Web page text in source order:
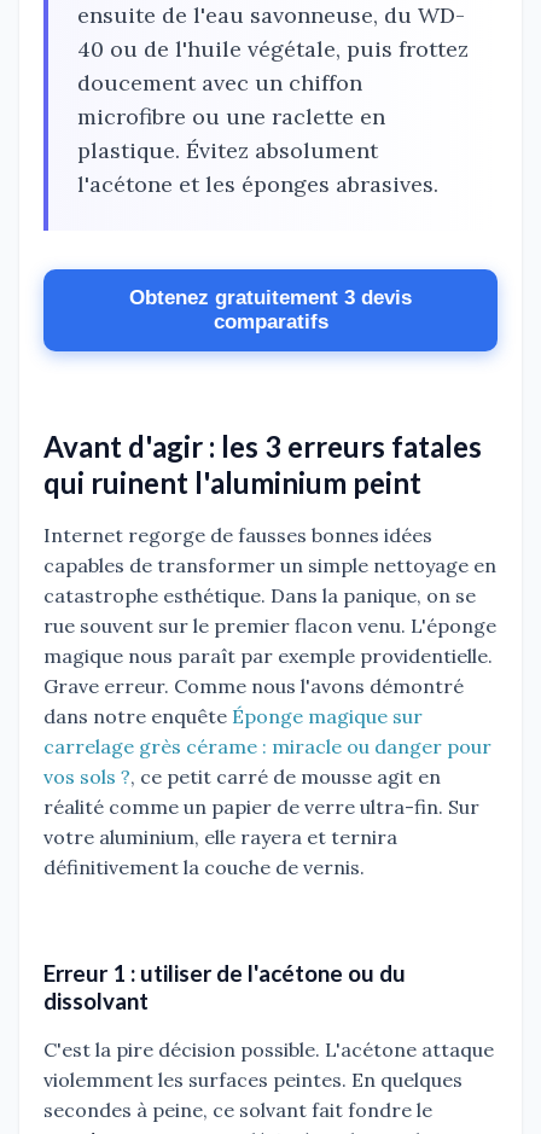
ensuite de l'eau savonneuse, du WD-
40 ou de l'huile végétale, puis frottez
doucement avec un chiffon
microfibre ou une raclette en
plastique. Évitez absolument
l'acétone et les éponges abrasives.
Obtenez gratuitement 3 devis
comparatifs
Avant d'agir : les 3 erreurs fatales
qui ruinent l'aluminium peint
Internet regorge de fausses bonnes idées
capables de transformer un simple nettoyage en
catastrophe esthétique. Dans la panique, on se
rue souvent sur le premier flacon venu. L'éponge
magique nous paraît par exemple providentielle.
Grave erreur. Comme nous l'avons démontré
dans notre enquête Éponge magique sur
carrelage grès cérame : miracle ou danger pour
vos sols ?, ce petit carré de mousse agit en
réalité comme un papier de verre ultra-fin. Sur
votre aluminium, elle rayera et ternira
définitivement la couche de vernis.
Erreur 1 : utiliser de l'acétone ou du
dissolvant
C'est la pire décision possible. L'acétone attaque
violemment les surfaces peintes. En quelques
secondes à peine, ce solvant fait fondre le